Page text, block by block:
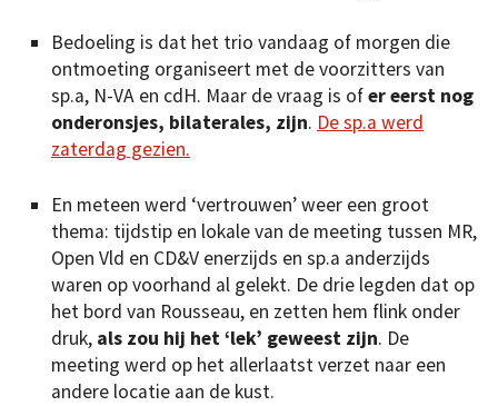
Bedoeling is dat het trio vandaag of morgen die
ontmoeting organiseert met de voorzitters van
sp.a, N-VA en cdH. Maar de vraag is ofer eerst nog
onderonsjes, bilaterales, zijn. De sp.a werd
zaterdag gezien.
En meteen werd ‘vertrouwen’ weer een groot
thema: tijdstip en lokale van de meeting tussen MR,
Open Vld en CD&V enerzijds en sp.a anderzijds
waren op voorhand al gelekt. De drie legden dat op
het bord van Rousseau, en zetten hem flink onder
druk, als zou hij het ‘lek’ geweest zijn. De
meeting werd op het allerlaatst verzet naar een
andere locatie aan de kust.